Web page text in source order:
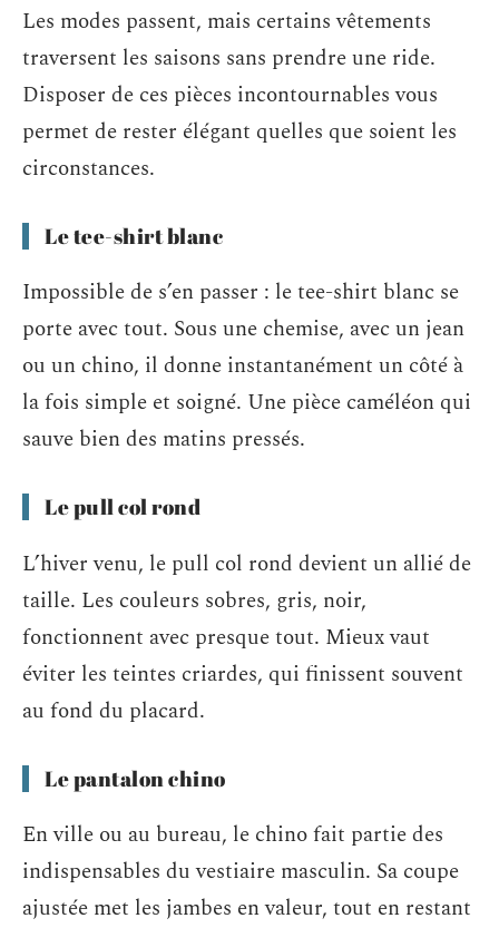
Les modes passent, mais certains vêtements
traversent les saisons sans prendre une ride.
Disposer de ces pièces incontournables vous
permet de rester élégant quelles que soient les
circonstances.
Le tee-shirt blanc
Impossible de s’en passer : le tee-shirt blanc se
porte avec tout. Sous une chemise, avec un jean
ou un chino, il donne instantanément un côté à
la fois simple et soigné. Une pièce caméléon qui
sauve bien des matins pressés.
Le pull col rond
L’hiver venu, le pull col rond devient un allié de
taille. Les couleurs sobres, gris, noir,
fonctionnent avec presque tout. Mieux vaut
éviter les teintes criardes, qui finissent souvent
au fond du placard.
Le pantalon chino
En ville ou au bureau, le chino fait partie des
indispensables du vestiaire masculin. Sa coupe
ajustée met les jambes en valeur, tout en restant